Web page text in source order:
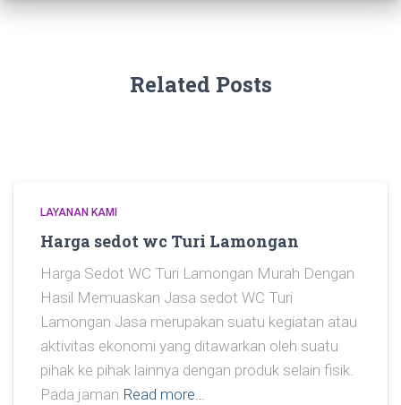
Related Posts
LAYANAN KAMI
Harga sedot wc Turi Lamongan
Harga Sedot WC Turi Lamongan Murah Dengan
Hasil Memuaskan Jasa sedot WC Turi
Lamongan Jasa merupakan suatu kegiatan atau
aktivitas ekonomi yang ditawarkan oleh suatu
pihak ke pihak lainnya dengan produk selain fisik.
Pada jaman Read more…